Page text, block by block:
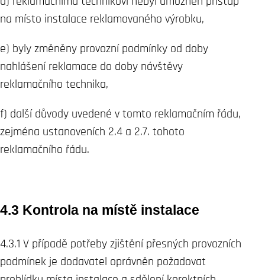
na místo instalace reklamovaného výrobku,
e) byly změněny provozní podmínky od doby
nahlášení reklamace do doby návštěvy
reklamačního technika,
f) další důvody uvedené v tomto reklamačním řádu,
zejména ustanoveních 2.4 a 2.7. tohoto
reklamačního řádu.
4.3 Kontrola na místě instalace
4.3.1 V případě potřeby zjištění přesných provozních
podmínek je dodavatel oprávněn požadovat